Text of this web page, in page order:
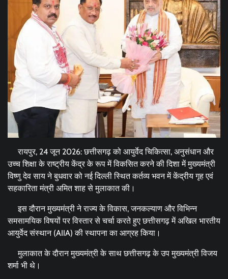
रायपुर, 24 जून 2026: छत्तीसगढ़ को आयुर्वेद चिकित्सा, अनुसंधान और
उच्च शिक्षा के राष्ट्रीय केंद्र के रूप में विकसित करने की दिशा में मुख्यमंत्री
विष्णु देव साय ने बुधवार को नई दिल्ली स्थित कर्तव्य भवन में केंद्रीय गृह एवं
सहकारिता मंत्री अमित शाह से मुलाकात की।
इस दौरान मुख्यमंत्री ने राज्य के विकास, जनकल्याण और विभिन्न
समसामयिक विषयों पर विस्तार से चर्चा करते हुए छत्तीसगढ़ में अखिल भारतीय
आयुर्वेद संस्थान (AIIA) की स्थापना का आग्रह किया।
मुलाकात के दौरान मुख्यमंत्री के साथ छत्तीसगढ़ के उप मुख्यमंत्री विजय
शर्मा भी थे।